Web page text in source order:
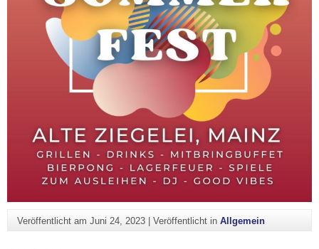
Veröffentlicht am Juni 24, 2023| Veröffentlicht in Allgemein